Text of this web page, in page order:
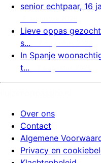
senior echtpaar, 16
Lieve oppas
s...
In Spanje
t...
Over ons
Contact
Algemene
Privacy en